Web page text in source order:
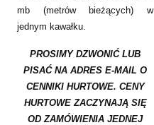
mb (metrów bieżących) w
jednym kawałku.
PROSIMY DZWONIĆ LUB
PISAĆ NA ADRES E-MAIL O
CENNIKI HURTOWE. CENY
HURTOWE ZACZYNAJĄ SIĘ
OD ZAMÓWIENIA JEDNEJ